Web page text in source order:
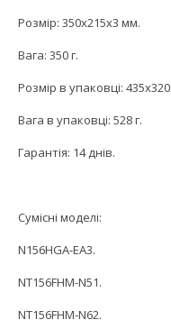
Розмір: 350x215x3 мм.
Вага: 350 г.
Розмір в упаковці:
Вага в упаковці: 528 г.
Гарантія: 14 днів.
Сумісні моделі:
N156HGA-EA3.
NT156FHM-N51.
NT156FHM-N62.